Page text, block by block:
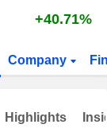
+40.71%
Company
Highlights